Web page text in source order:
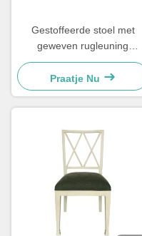
Gestoffeerde stoel met
geweven rugleuning
eetkamerstoel gemakkelijk
schoon te maken
comfortabel voor de
eetkamer
Praatje Nu